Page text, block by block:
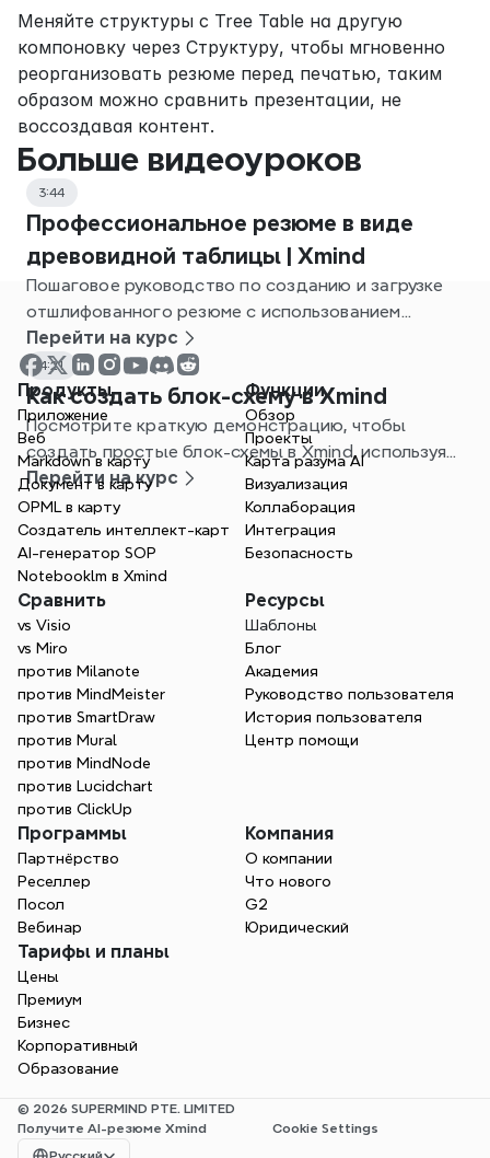
Меняйте структуры с Tree Table на другую
компоновку через Структуру, чтобы мгновенно
реорганизовать резюме перед печатью, таким
образом можно сравнить презентации, не
воссоздавая контент.
Больше видеоуроков
3:44
Профессиональное резюме в виде
древовидной таблицы | Xmind
Пошаговое руководство по созданию и загрузке
отшлифованного резюме с использованием
шаблона Tree Table в Xmind.
Перейти на курс
4:21
Как создать блок-схему в Xmind
Посмотрите краткую демонстрацию, чтобы
создать простые блок-схемы в Xmind, используя
шаблоны и функции майнд-мэппинга.
Перейти на курс
Продукты
Приложение
Веб
Markdown в карту
Документ в карту
OPML в карту
Создатель интеллект-карт
AI-генератор SOP
Notebooklm в Xmind
Функции
Обзор
Проекты
Карта разума AI
Визуализация
Коллаборация
Интеграция
Безопасность
Сравнить
vs Visio
vs Miro
против Milanote
против MindMeister
против SmartDraw
против Mural
против MindNode
против Lucidchart
против ClickUp
Ресурсы
Шаблоны
Блог
Академия
Руководство пользователя
История пользователя
Центр помощи
Программы
Партнёрство
Реселлер
Посол
Вебинар
Компания
О компании
Что нового
G2
Юридический
Тарифы и планы
Цены
Премиум
Бизнес
Корпоративный
Образование
© 2026 SUPERMIND PTE. LIMITED
Получите AI-резюме Xmind
Cookie Settings
Select Language